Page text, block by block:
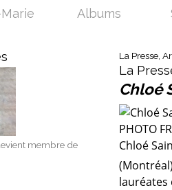
membre de
La Presse,
La
Chloé
PHOTO
Chloé
lauréates
Albums